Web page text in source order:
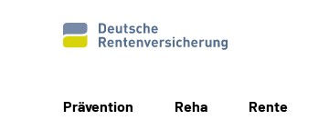
Prävention Reha Rente